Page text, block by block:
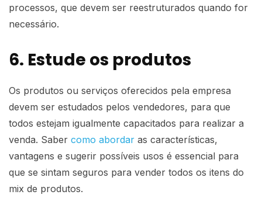
processos, que devem ser reestruturados quando for
necessário.
6. Estude os produtos
Os produtos ou serviços oferecidos pela empresa
devem ser estudados pelos vendedores, para que
todos estejam igualmente capacitados para realizar a
venda. Saber como abordar as características,
vantagens e sugerir possíveis usos é essencial para
que se sintam seguros para vender todos os itens do
mix de produtos.